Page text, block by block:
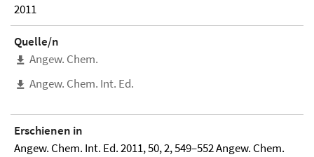
2011
Quelle/n
Angew. Chem.
Angew. Chem. Int. Ed.
Erschienen in
Angew. Chem. Int. Ed. 2011, 50, 2, 549–552 Angew. Chem.